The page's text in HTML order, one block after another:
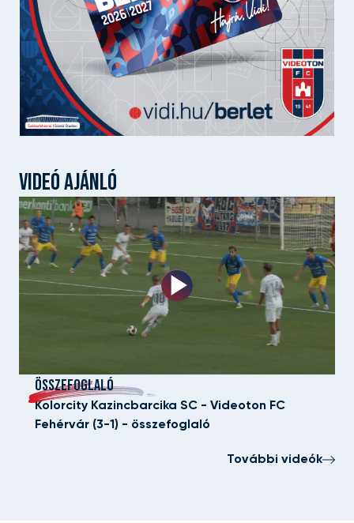
VIDEÓ AJÁNLÓ
ÖSSZEFOGLALÓ
Kolorcity Kazincbarcika SC - Videoton FC
Fehérvár (3-1) - összefoglaló
További videók